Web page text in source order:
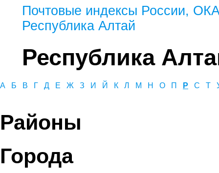
Почтовые индексы России,
Республика Алтай
Республика
А Б В Г Д Е Ж З И Й К Л М Н О П Р С Т
Районы
Города